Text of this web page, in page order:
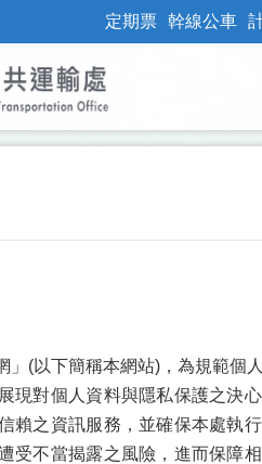
定期票 幹線公車
(以下簡稱本網站)，為規範個
現對個人資料與隱私保護之決
賴之資訊服務，並確保本處執
受不當揭露之風險，進而保障